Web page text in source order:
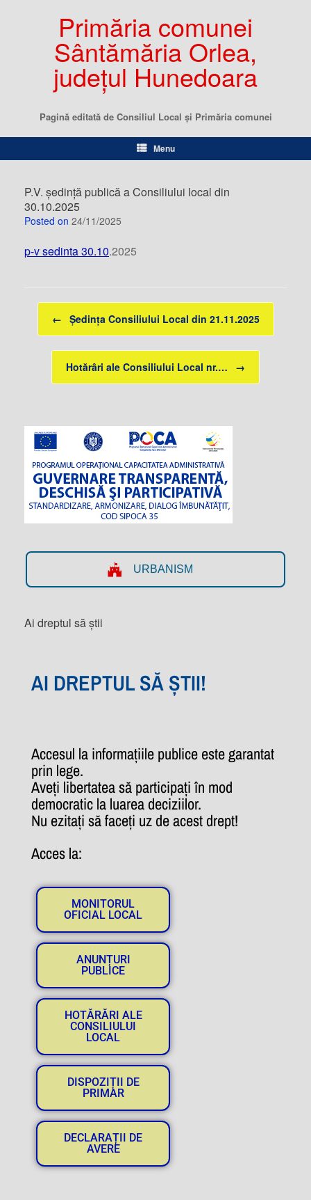
Primăria comunei
Sântămăria Orlea,
județul Hunedoara
Pagină editată de Consiliul Local şi Primăria comunei
Menu
P.V. ședință publică a Consiliului local din
30.10.2025
Posted on 24/11/2025
p-v sedinta 30.10.2025
Post navigation
← Ședința Consiliului Local din 21.11.2025
Hotărâri ale Consiliului Local nr.… →
URBANISM
Ai dreptul să știi
AI DREPTUL SĂ ȘTII!
Accesul la informațiile publice este garantat
prin lege.
Aveți libertatea să participați în mod
democratic la luarea deciziilor.
Nu ezitați să faceți uz de acest drept!
Acces la:
MONITORUL
OFICIAL LOCAL
ANUNȚURI
PUBLICE
HOTĂRĂRI ALE
CONSILIULUI
LOCAL
DISPOZIȚII DE
PRIMAR
DECLARAȚII DE
AVERE